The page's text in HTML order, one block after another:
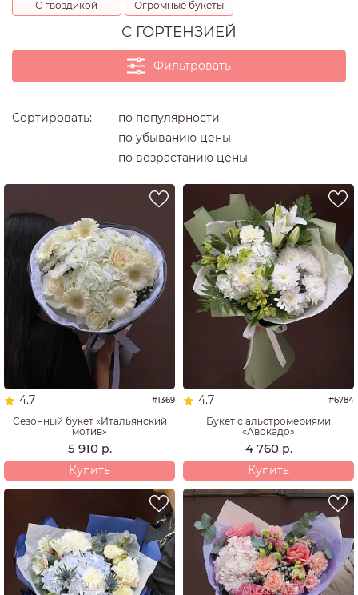
С гвоздикой
Огромные букеты
С ГОРТЕНЗИЕЙ
Фильтровать
выразить внимание
люблю ее
на День рождения
просто так
сказать спасибо
хочу извиниться
хочу удивить
Кому
девушке / женщине
коллеге
семье
Сортировать:
по популярности
по убыванию цены
по возрастанию цены
4.7 #1369
Сезонный букет «Итальянский
мотив»
5 910 р.
Купить
4.7 #6784
Букет с альстромериями
«Авокадо»
4 760 р.
Купить